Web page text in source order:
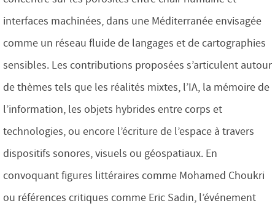
interfaces machinées, dans une Méditerranée envisagée
comme un réseau fluide de langages et de cartographies
sensibles. Les contributions proposées s’articulent autour
de thèmes tels que les réalités mixtes, l’IA, la mémoire de
l’information, les objets hybrides entre corps et
technologies, ou encore l’écriture de l’espace à travers
dispositifs sonores, visuels ou géospatiaux. En
convoquant figures littéraires comme Mohamed Choukri
ou références critiques comme Eric Sadin, l’événement